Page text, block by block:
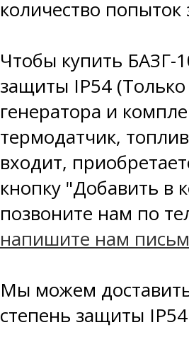
количество попыток
Чтобы купить
защиты IP54 (Только
генератора и
термодатчик,
входит,
кнопку "Добавить в
позвоните нам по
напишите нам
Мы можем
степень защиты